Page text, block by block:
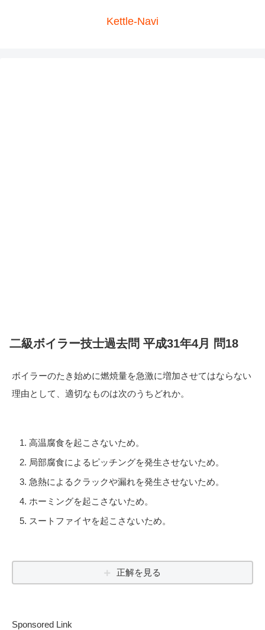
Kettle-Navi
二級ボイラー技士過去問 平成31年4月 問18
ボイラーのたき始めに燃焼量を急激に増加させてはならない
理由として、適切なものは次のうちどれか。
高温腐食を起こさないため。
局部腐食によるピッチングを発生させないため。
急熱によるクラックや漏れを発生させないため。
ホーミングを起こさないため。
スートファイヤを起こさないため。
正解を見る
Sponsored Link